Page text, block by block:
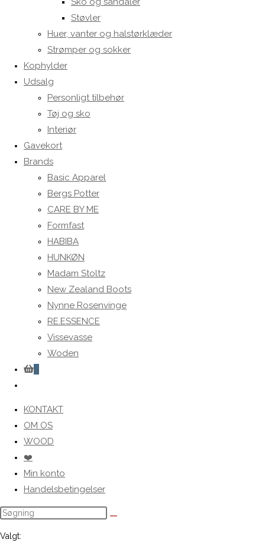
Støvler
Huer, vanter og halstørklæder
Strømper og sokker
Kophylder
Udsalg
Personligt tilbehør
Tøj og sko
Interiør
Gavekort
Brands
Basic Apparel
Bergs Potter
CARE BY ME
Formfast
HABIBA
HUNKØN
Madam Stoltz
New Zealand Boots
Nynne Rosenvinge
RE.ESSENCE
Vissevasse
Woden
0
search
KONTAKT
OM OS
WOOD
❤️
Min konto
Handelsbetingelser
Valgt: